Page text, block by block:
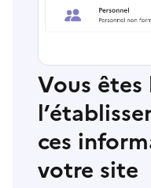
Vous
ces
votre site